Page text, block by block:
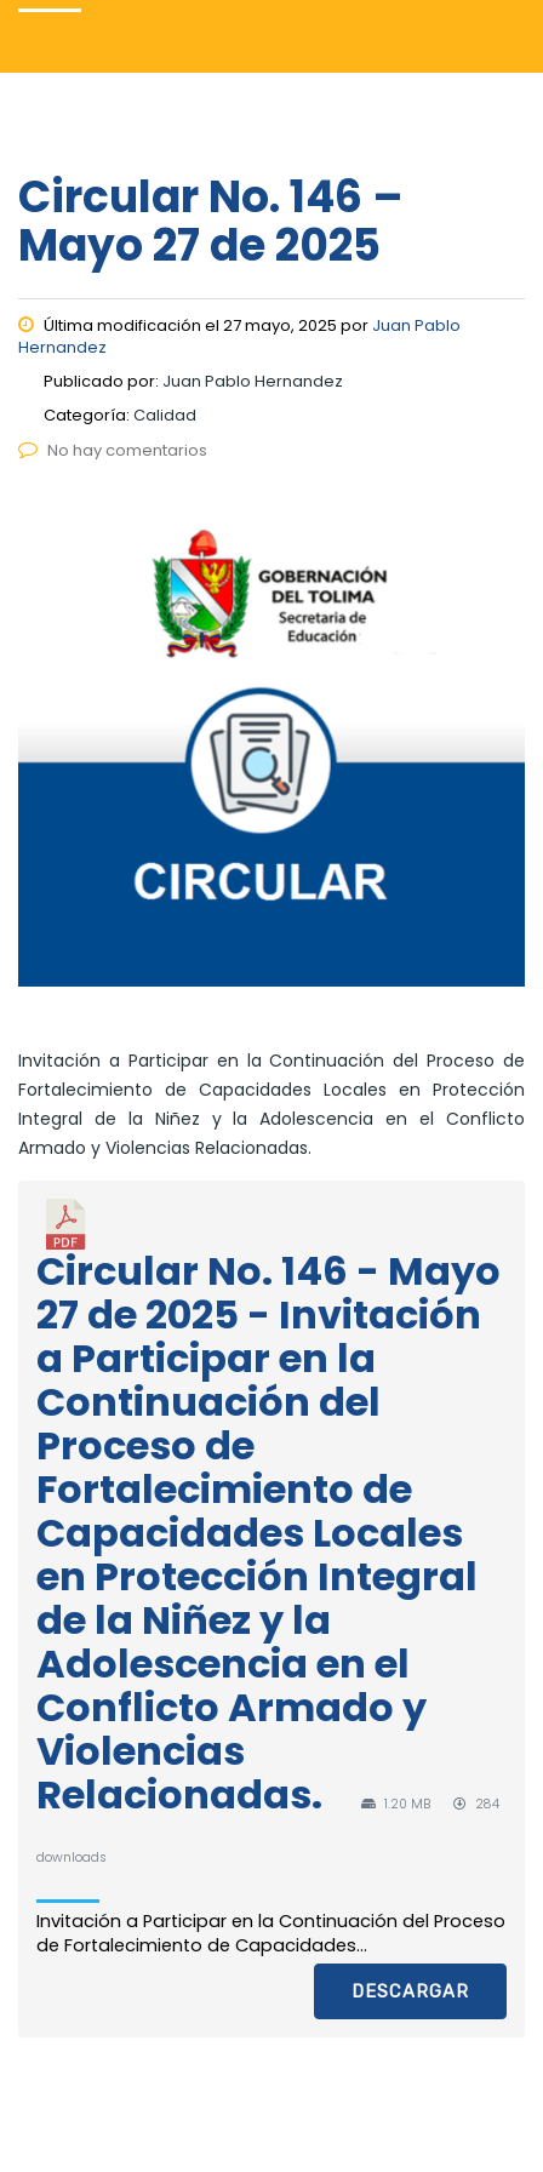
Circular No. 146 –
Mayo 27 de 2025
Última modificación el 27 mayo, 2025 por Juan Pablo
Hernandez
Publicado por: Juan Pablo Hernandez
Categoría: Calidad
No hay comentarios
Invitación a Participar en la Continuación del Proceso de
Fortalecimiento de Capacidades Locales en Protección
Integral de la Niñez y la Adolescencia en el Conflicto
Armado y Violencias Relacionadas.
Circular No. 146 - Mayo
27 de 2025 - Invitación
a Participar en la
Continuación del
Proceso de
Fortalecimiento de
Capacidades Locales
en Protección Integral
de la Niñez y la
Adolescencia en el
Conflicto Armado y
Violencias
Relacionadas.
1.20 MB 284
downloads
Invitación a Participar en la Continuación del Proceso
de Fortalecimiento de Capacidades...
DESCARGAR